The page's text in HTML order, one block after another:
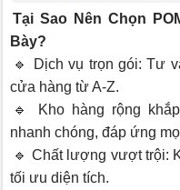
Tại Sao Nên Chọn
Bày?
🔹 Dịch vụ trọn gói: Tư
cửa hàng từ A-Z.
🔹 Kho hàng rộng
nhanh chóng, đáp ứng
🔹 Chất lượng vượt trội:
tối ưu diện tích.